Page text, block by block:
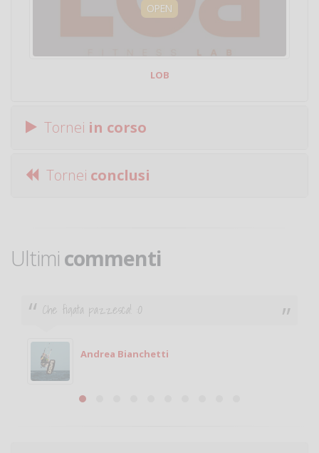
OPEN
LOB
Tornei in corso
Tornei conclusi
Ultimi commenti
Ciao. Sono a Treviglio da poco e vorrei tornare a
giocare. Se sei in zona e puoi giocare fammi sapere.
Michele
Michele Miglionico